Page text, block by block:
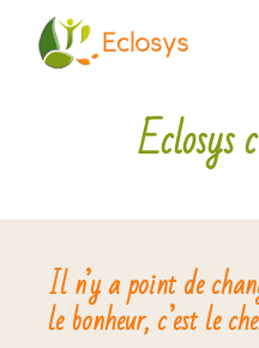
Eclosys
Il n’y a point de
le bonheur, c’est le